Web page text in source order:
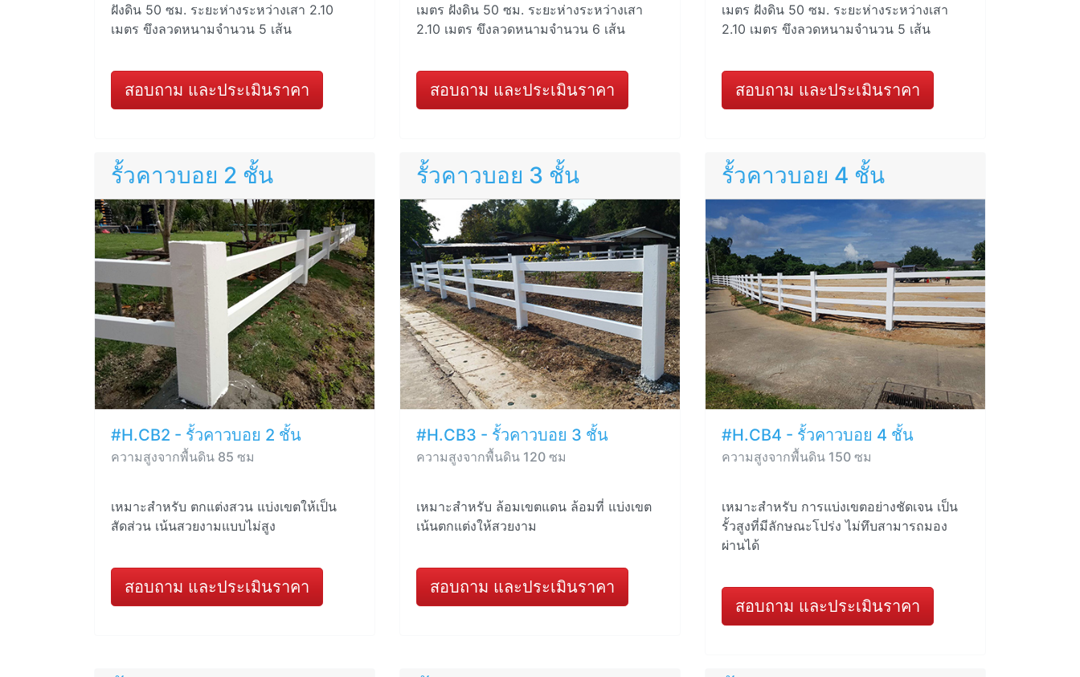
ฝังดิน 50 ซม. ระยะห่างระหว่างเสา 2.10
เมตร ขึงลวดหนามจำนวน 5 เส้น
สอบถาม และประเมินราคา
เมตร ฝังดิน 50 ซม. ระยะห่างระหว่างเสา
2.10 เมตร ขึงลวดหนามจำนวน 6 เส้น
สอบถาม และประเมินราคา
เมตร ฝังดิน 50 ซม. ระยะห่างระหว่างเสา
2.10 เมตร ขึงลวดหนามจำนวน 5 เส้น
สอบถาม และประเมินราคา
รั้วคาวบอย 2 ชั้น
#H.CB2 - รั้วคาวบอย 2 ชั้น
ความสูงจากพื้นดิน 85 ซม
เหมาะสำหรับ ตกแต่งสวน แบ่งเขตให้เป็น
สัดส่วน เน้นสวยงามแบบไม่สูง
สอบถาม และประเมินราคา
รั้วคาวบอย 3 ชั้น
#H.CB3 - รั้วคาวบอย 3 ชั้น
ความสูงจากพื้นดิน 120 ซม
เหมาะสำหรับ ล้อมเขตแดน ล้อมที่ แบ่งเขต
เน้นตกแต่งให้สวยงาม
สอบถาม และประเมินราคา
รั้วคาวบอย 4 ชั้น
#H.CB4 - รั้วคาวบอย 4 ชั้น
ความสูงจากพื้นดิน 150 ซม
เหมาะสำหรับ การแบ่งเขตอย่างชัดเจน เป็น
รั้วสูงที่มีลักษณะโปร่ง ไม่ทึบสามารถมอง
ผ่านได้
สอบถาม และประเมินราคา